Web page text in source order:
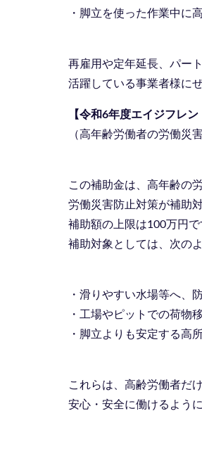
・脚立を使った作業中に
再雇用や定年延長、パー
活躍している事業者様に
【令和6年度エイジフレン
（高年齢労働者の労働災
この補助金は、高年齢の
労働災害防止対策が補助
補助額の上限は100万円で
補助対象としては、次の
・滑りやすい水場等へ、
・工場やピットでの荷物
・脚立よりも安定する高
これらは、高齢労働者だ
安心・安全に働けるよう